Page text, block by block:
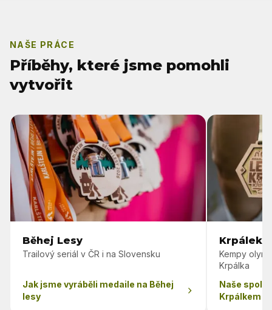
NAŠE PRÁCE
Příběhy, které jsme pomohli
vytvořit
Běhej Lesy
Trailový seriál v ČR i na Slovensku
Jak jsme vyráběli medaile na Běhej
lesy
Krpálek
Kempy
Krpálka
Naše
Krpálkem